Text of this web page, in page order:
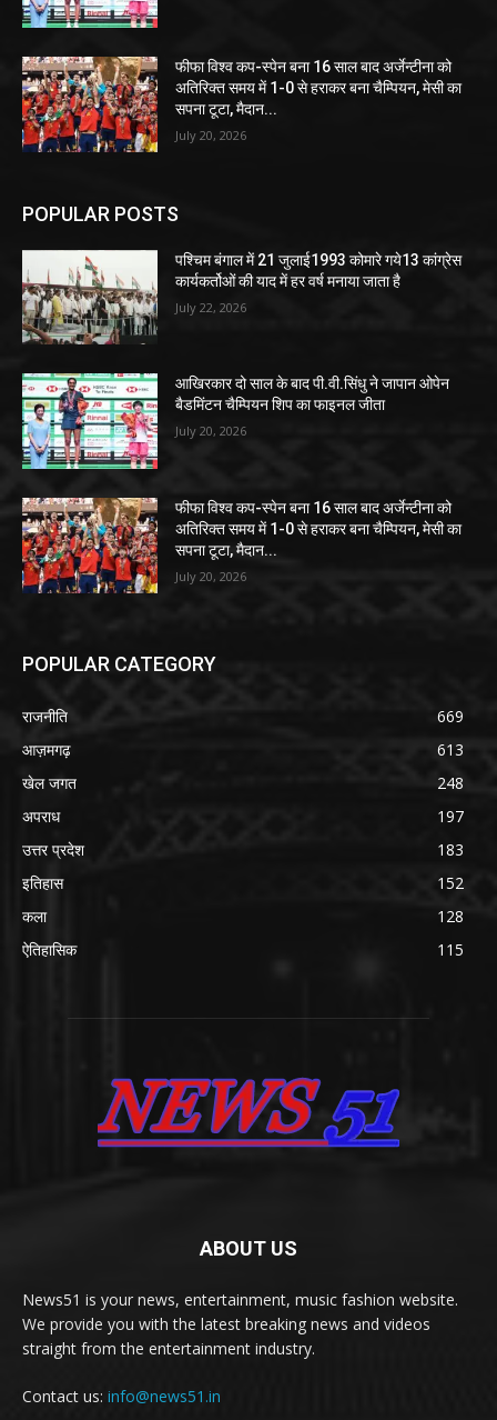
फीफा विश्व कप-स्पेन बना 16 साल बाद अर्जेन्टीना को
अतिरिक्त समय में 1-0 से हराकर बना चैम्पियन, मेसी का
सपना टूटा, मैदान...
July 20, 2026
POPULAR POSTS
पश्चिम बंगाल में 21 जुलाई1993 कोमारे गये13 कांग्रेस
कार्यकर्तोओं की याद में हर वर्ष मनाया जाता है
July 22, 2026
आखिरकार दो साल के बाद पी.वी.सिंधु ने जापान ओपेन
बैडमिंटन चैम्पियन शिप का फाइनल जीता
July 20, 2026
फीफा विश्व कप-स्पेन बना 16 साल बाद अर्जेन्टीना को
अतिरिक्त समय में 1-0 से हराकर बना चैम्पियन, मेसी का
सपना टूटा, मैदान...
July 20, 2026
POPULAR CATEGORY
राजनीति
669
आज़मगढ़
613
खेल जगत
248
अपराध
197
उत्तर प्रदेश
183
इतिहास
152
कला
128
ऐतिहासिक
115
ABOUT US
News51 is your news, entertainment, music fashion website.
We provide you with the latest breaking news and videos
straight from the entertainment industry.
Contact us: info@news51.in